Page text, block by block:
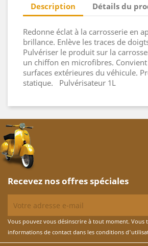
Description Détails du
Redonne éclat à la carrosserie en
brillance. Enlève les traces de
Pulvériser le produit sur la
un chiffon en microfibres.
surfaces extérieures du véhicule.
statique. Pulvérisateur 1L
Recevez nos offres spéciales
Vous pouvez vous désinscrire à tout moment. Vous
informations de contact dans les conditions